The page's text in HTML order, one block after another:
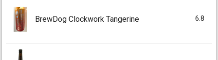
BrewDog Clockwork Tangerine 6.8